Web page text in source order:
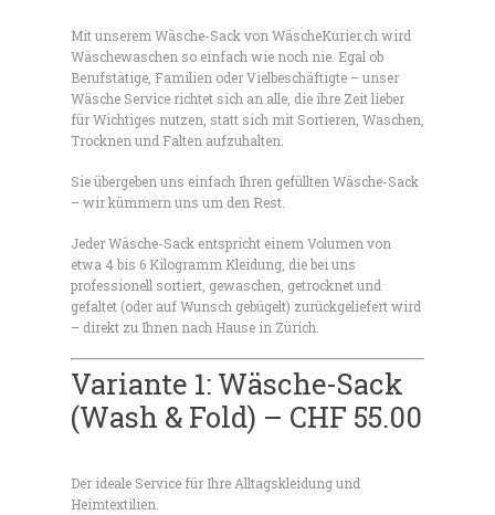
Mit unserem Wäsche-Sack von WäscheKurier.ch wird
Wäschewaschen so einfach wie noch nie. Egal ob
Berufstätige, Familien oder Vielbeschäftigte – unser
Wäsche Service richtet sich an alle, die ihre Zeit lieber
für Wichtiges nutzen, statt sich mit Sortieren, Waschen,
Trocknen und Falten aufzuhalten.
Sie übergeben uns einfach Ihren gefüllten Wäsche-Sack
– wir kümmern uns um den Rest.
Jeder Wäsche-Sack entspricht einem Volumen von
etwa 4 bis 6 Kilogramm Kleidung, die bei uns
professionell sortiert, gewaschen, getrocknet und
gefaltet (oder auf Wunsch gebügelt) zurückgeliefert wird
– direkt zu Ihnen nach Hause in Zürich.
Variante 1: Wäsche-Sack
(Wash & Fold) – CHF 55.00
Der ideale Service für Ihre Alltagskleidung und
Heimtextilien.